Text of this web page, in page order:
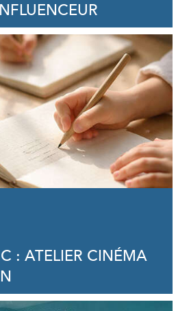
: ATELIER CINÉMA